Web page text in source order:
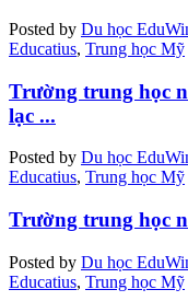
Posted by Du học
Educatius, Trung học Mỹ
Trường trung học
lạc ...
Posted by Du học
Educatius, Trung học Mỹ
Trường trung học
Posted by Du học
Educatius, Trung học Mỹ